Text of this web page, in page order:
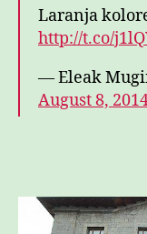
Laranja
http://t.co/
— Eleak
August 8,